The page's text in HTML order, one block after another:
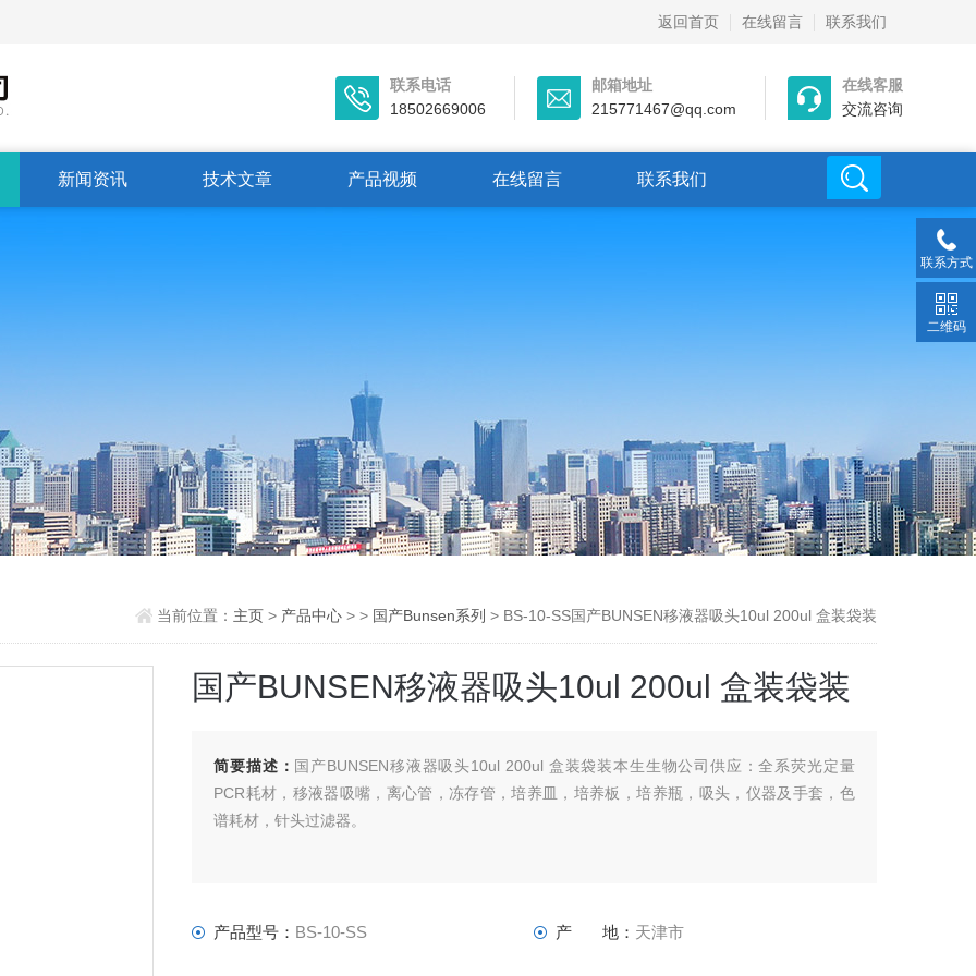
返回首页 在线留言 联系我们
联系电话
18502669006
邮箱地址
215771467@qq.com
在线客服
交流咨询
新闻资讯 技术文章 产品视频 在线留言 联系我们
当前位置： 主页 > 产品中心> > 国产Bunsen系列 > BS-10-SS国产BUNSEN移液器吸头10ul 200ul 盒装袋装
国产BUNSEN移液器吸头10ul 200ul 盒装袋装
简要描述： 国产BUNSEN移液器吸头10ul 200ul 盒装袋装本生生物公司供应：全系荧光定量
PCR耗材，移液器吸嘴，离心管，冻存管，培养皿，培养板，培养瓶，吸头，仪器及手套，色
谱耗材，针头过滤器。
产品型号： BS-10-SS 产 地： 天津市
联系方式
二维码